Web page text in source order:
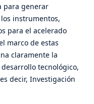
para generar
instrumentos,
para el acelerado
marco de estas
claramente la
tecnológico,
decir, Investigación